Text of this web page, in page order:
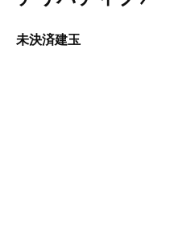
未決済建玉